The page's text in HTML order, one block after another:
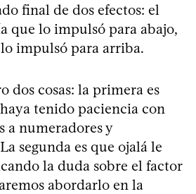
final de dos efectos: el
que lo impulsó para abajo,
impulsó para arriba.
dos cosas: la primera es
tenido paciencia con
a numeradores y
segunda es que ojalá le
la duda sobre el factor
abordarlo en la